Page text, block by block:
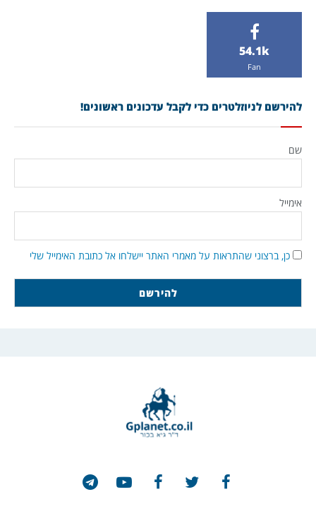
54.1k
Fan
להירשם לניוזלטרים כדי לקבל עדכונים ראשונים!
שם
אימייל
כן, ברצוני שהתראות על מאמרי האתר יישלחו אל כתובת האימייל שלי